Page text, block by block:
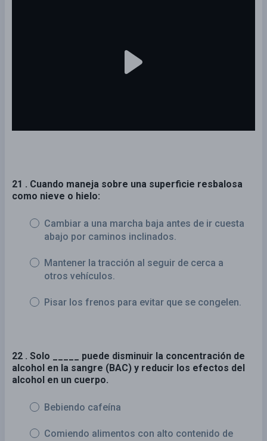
21 . Cuando maneja sobre una superficie resbalosa
como nieve o hielo:
Cambiar a una marcha baja antes de ir cuesta
abajo por caminos inclinados.
Mantener la tracción al seguir de cerca a
otros vehículos.
Pisar los frenos para evitar que se congelen.
22 . Solo _____ puede disminuir la concentración de
alcohol en la sangre (BAC) y reducir los efectos del
alcohol en un cuerpo.
Bebiendo cafeína
Comiendo alimentos con alto contenido de